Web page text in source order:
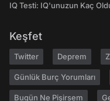
IQ Testi: IQ'unuzun Kaç
Keşfet
Twitter Deprem
Günlük Burç Yorumları
Bugün Ne Pişirsem